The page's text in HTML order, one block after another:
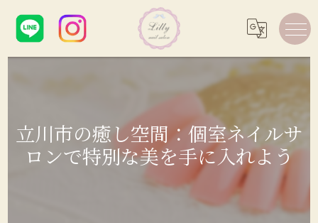
立川市の癒し空間：個室ネイルサ
ロンで特別な美を手に入れよう